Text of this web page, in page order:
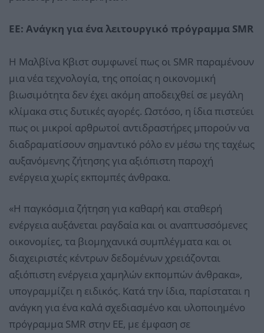
ΕΕ: Ανάγκη για ένα λειτουργικό πρόγραμμα SMR
Η Μαλβίνα Κβιστ συμφωνεί πως οι SMR παραμένουν
μια νέα τεχνολογία, της οποίας η οικονομική
βιωσιμότητα δεν έχει ακόμη αποδειχθεί σε μεγάλη
κλίμακα στις δυτικές αγορές. Ωστόσο, η ίδια πιστεύει
πως οι μικροί αρθρωτοί αντιδραστήρες μπορούν να
διαδραματίσουν σημαντικό ρόλο εν μέσω της ταχέως
αυξανόμενης ζήτησης για αξιόπιστη παροχή
ενέργεια χωρίς εκπομπές άνθρακα.
«Η παγκόσμια ζήτηση για καθαρή και σταθερή
ενέργεια αυξάνεται ραγδαία και οι αναπτυσσόμενες
οικονομίες, τα βιομηχανικά συμπλέγματα και οι
διαχειριστές κέντρων δεδομένων χρειάζονται
αξιόπιστη ενέργεια χαμηλών εκπομπών άνθρακα»,
υπογραμμίζει η ειδικός. Κατά την ίδια, παρίσταται η
ανάγκη για ένα καλά σχεδιασμένο και υλοποιημένο
πρόγραμμα SMR στην ΕΕ, με έμφαση σε